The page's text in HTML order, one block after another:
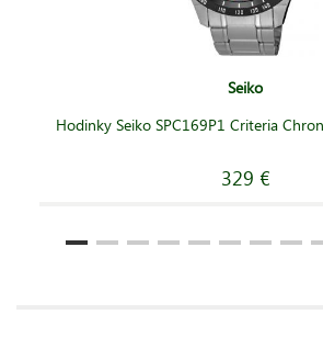
Seiko
Hodinky Seiko SPC169P1 Criteria
329 €